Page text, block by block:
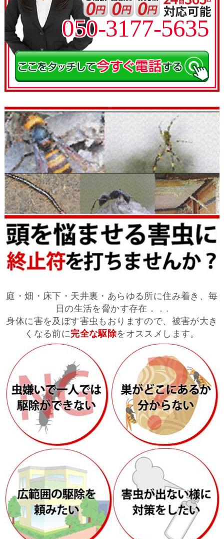
050-3177-5635
庭・畑・床下・天井裏・あらゆる所に住み着き、毎
日の生活を脅かす存在．．.
身体に害を及ぼす害虫もおりますので、被害が大き
くなる前に完全な駆除をオススメします。